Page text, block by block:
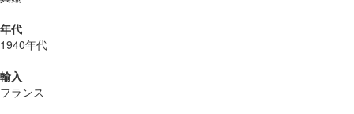
年代
1940年代
輸入
フランス